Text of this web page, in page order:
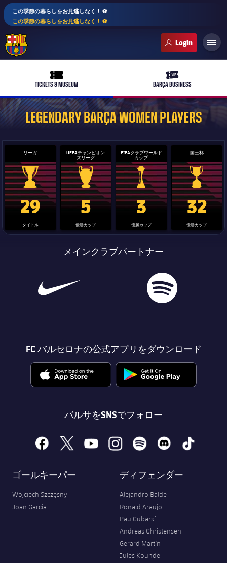
この季節の暮らしをお見逃しなく！ ⚽️
この季節の暮らしをお見逃しなく！ ⚽️
ticket-full
TICKETS & MUSEUM
ticket-vip
BARÇA BUSINESS
plusicon
label.aria.plus
バルサアカデミー
plusicon
label.aria.plus
10年毎
レジェンド
label.aria.plus
プレスパス
LEGENDARY BARÇA WOMEN PLAYERS
リーガ
La Liga trophy
29
タイトル
UEFAチャンピオン
ズリーグ
Champions League trophy
5
優勝カップ
FIFAクラブワールド
カップ
label.aria.clubworldcup
3
優勝カップ
国王杯
国王杯
32
優勝カップ
メインクラブパートナー
FC バルセロナの公式アプリをダウンロード
バルサをSNSでフォロー
facebook
x youtubeinstagramspotify discord tiktok
ゴールキーパー
Wojciech Szczęsny
Joan Garcia
ディフェンダー
Alejandro Balde
Ronald Araujo
Pau Cubarsí
Andreas Christensen
Gerard Martín
Jules Kounde